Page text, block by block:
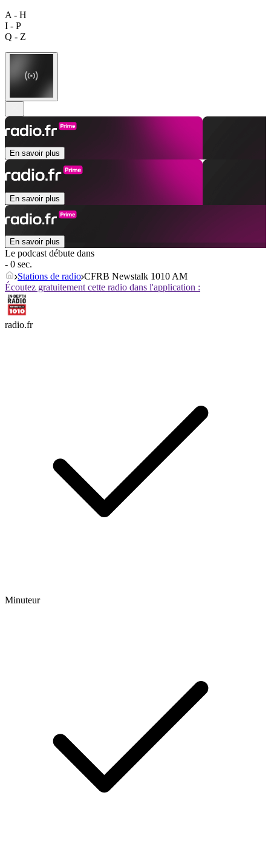
A - H
I - P
Q - Z
En savoir plus
En savoir plus
En savoir plus
Le podcast débute dans
- 0 sec.
Stations de radio CFRB Newstalk 1010 AM
Écoutez gratuitement cette radio dans l'application :
radio.fr
Minuteur